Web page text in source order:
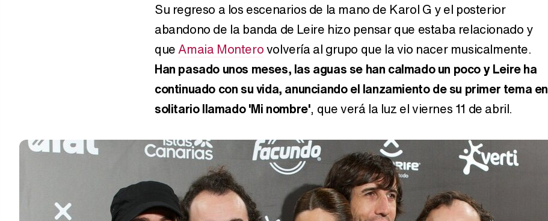
Su regreso a los escenarios de la mano de Karol G y el posterior
abandono de la banda de Leire hizo pensar que estaba relacionado y
queAmaia Monterovolvería al grupo que la vio nacer musicalmente.
Han pasado unos meses, las aguas se han calmado un poco y Leire ha
continuado con su vida, anunciando el lanzamiento de su primer tema en
solitario llamado 'Mi nombre', que verá la luz el viernes 11 de abril.